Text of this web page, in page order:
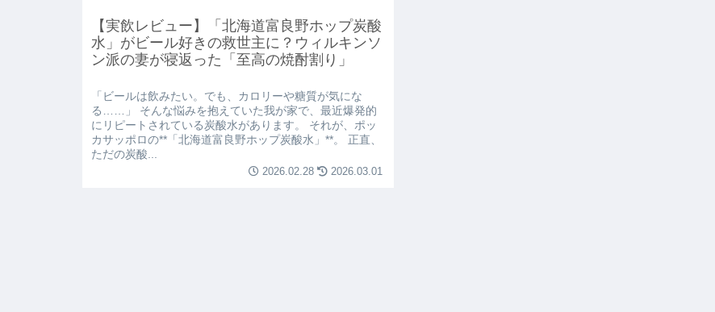
【実飲レビュー】「北海道富良野ホップ炭酸
水」がビール好きの救世主に？ウィルキンソ
ン派の妻が寝返った「至高の焼酎割り」
「ビールは飲みたい。でも、カロリーや糖質が気にな
る……」 そんな悩みを抱えていた我が家で、最近爆発的
にリピートされている炭酸水があります。 それが、ポッ
カサッポロの**「北海道富良野ホップ炭酸水」**。 正直、
ただの炭酸...
2026.02.28 2026.03.01